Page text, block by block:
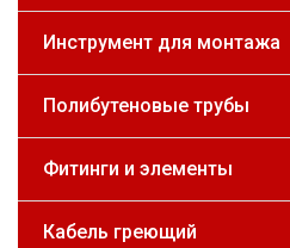
Инструмент для монтажа
Полибутеновые трубы
Фитинги и элементы
Кабель греющий